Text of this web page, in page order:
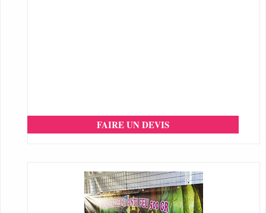
FAIRE UN DEVIS